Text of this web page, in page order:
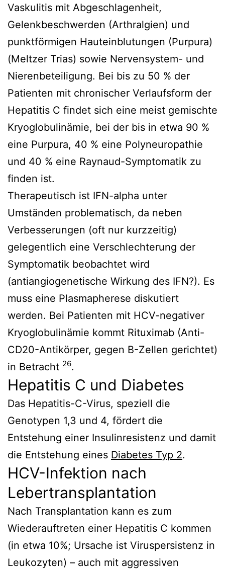
Vaskulitis mit Abgeschlagenheit,
Gelenkbeschwerden (Arthralgien) und
punktförmigen Hauteinblutungen (Purpura)
(Meltzer Trias) sowie Nervensystem- und
Nierenbeteiligung. Bei bis zu 50 % der
Patienten mit chronischer Verlaufsform der
Hepatitis C findet sich eine meist gemischte
Kryoglobulinämie, bei der bis in etwa 90 %
eine Purpura, 40 % eine Polyneuropathie
und 40 % eine Raynaud-Symptomatik zu
finden ist.
Therapeutisch ist IFN-alpha unter
Umständen problematisch, da neben
Verbesserungen (oft nur kurzzeitig)
gelegentlich eine Verschlechterung der
Symptomatik beobachtet wird
(antiangiogenetische Wirkung des IFN?). Es
muss eine Plasmapherese diskutiert
werden. Bei Patienten mit HCV-negativer
Kryoglobulinämie kommt Rituximab (Anti-
CD20-Antikörper, gegen B-Zellen gerichtet)
in Betracht 26.
Hepatitis C und Diabetes
Das Hepatitis-C-Virus, speziell die
Genotypen 1,3 und 4, fördert die
Entstehung einer Insulinresistenz und damit
die Entstehung eines Diabetes Typ 2.
HCV-Infektion nach
Lebertransplantation
Nach Transplantation kann es zum
Wiederauftreten einer Hepatitis C kommen
(in etwa 10%; Ursache ist Viruspersistenz in
Leukozyten) – auch mit aggressiven